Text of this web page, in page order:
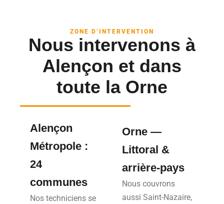
ZONE D’INTERVENTION
Nous intervenons à
Alençon et dans
toute la Orne
Alençon
Métropole :
24
communes
Nos techniciens se
Orne —
Littoral &
arrière-pays
Nous couvrons
aussi Saint-Nazaire,